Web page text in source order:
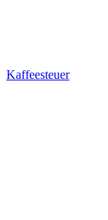
Kaffeesteuer